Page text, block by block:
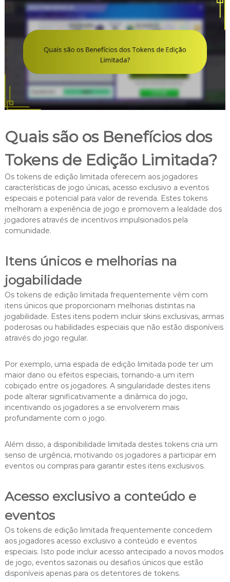
Quais são os Benefícios dos
Tokens de Edição Limitada?
Os tokens de edição limitada oferecem aos jogadores
características de jogo únicas, acesso exclusivo a eventos
especiais e potencial para valor de revenda. Estes tokens
melhoram a experiência de jogo e promovem a lealdade dos
jogadores através de incentivos impulsionados pela
comunidade.
Itens únicos e melhorias na
jogabilidade
Os tokens de edição limitada frequentemente vêm com
itens únicos que proporcionam melhorias distintas na
jogabilidade. Estes itens podem incluir skins exclusivas, armas
poderosas ou habilidades especiais que não estão disponíveis
através do jogo regular.
Por exemplo, uma espada de edição limitada pode ter um
maior dano ou efeitos especiais, tornando-a um item
cobiçado entre os jogadores. A singularidade destes itens
pode alterar significativamente a dinâmica do jogo,
incentivando os jogadores a se envolverem mais
profundamente com o jogo.
Além disso, a disponibilidade limitada destes tokens cria um
senso de urgência, motivando os jogadores a participar em
eventos ou compras para garantir estes itens exclusivos.
Acesso exclusivo a conteúdo e
eventos
Os tokens de edição limitada frequentemente concedem
aos jogadores acesso exclusivo a conteúdo e eventos
especiais. Isto pode incluir acesso antecipado a novos modos
de jogo, eventos sazonais ou desafios únicos que estão
disponíveis apenas para os detentores de tokens.